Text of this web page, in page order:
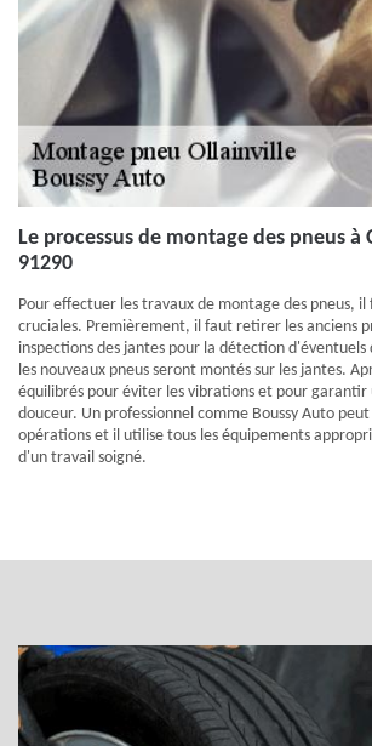
Le processus de montage des pneus à
91290
Pour effectuer les travaux de montage des pneus, il
cruciales. Premièrement, il faut retirer les anciens
inspections des jantes pour la détection d'éventuels
les nouveaux pneus seront montés sur les jantes.
équilibrés pour éviter les vibrations et pour garantir
douceur. Un professionnel comme Boussy Auto
opérations et il utilise tous les équipements
d'un travail soigné.